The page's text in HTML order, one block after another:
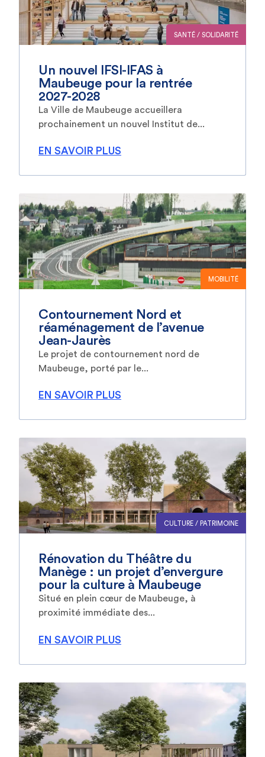
SANTÉ / SOLIDARITÉ
Un nouvel IFSI-IFAS à
Maubeuge pour la rentrée
2027-2028
La Ville de Maubeuge accueillera
prochainement un nouvel Institut de...
EN SAVOIR PLUS
MOBILITÉ
Contournement Nord et
réaménagement de l’avenue
Jean-Jaurès
Le projet de contournement nord de
Maubeuge, porté par le...
EN SAVOIR PLUS
CULTURE / PATRIMOINE
Rénovation du Théâtre du
Manège : un projet d’envergure
pour la culture à Maubeuge
Situé en plein cœur de Maubeuge, à
proximité immédiate des...
EN SAVOIR PLUS